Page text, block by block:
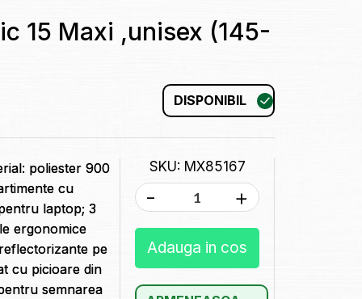
15 Maxi ,unisex (145-
DISPONIBIL
poliester 900
cu
laptop; 3
ergonomice
pe
cu picioare din
semnarea
SKU: MX85167
- +
Adauga in cos